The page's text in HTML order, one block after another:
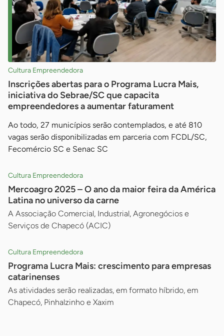
Cultura Empreendedora
Inscrições abertas para o Programa Lucra Mais,
iniciativa do Sebrae/SC que capacita
empreendedores a aumentar faturament
Ao todo, 27 municípios serão contemplados, e até 810
vagas serão disponibilizadas em parceria com FCDL/SC,
Fecomércio SC e Senac SC
Cultura Empreendedora
Mercoagro 2025 – O ano da maior feira da América
Latina no universo da carne
A Associação Comercial, Industrial, Agronegócios e
Serviços de Chapecó (ACIC)
Cultura Empreendedora
Programa Lucra Mais: crescimento para empresas
catarinenses
As atividades serão realizadas, em formato híbrido, em
Chapecó, Pinhalzinho e Xaxim